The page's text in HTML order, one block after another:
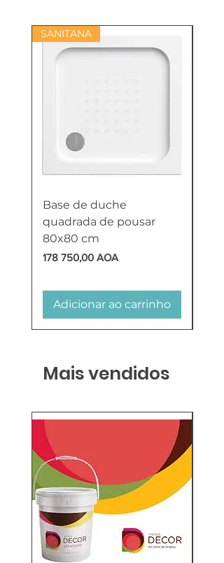
SANITANA
Base de duche
quadrada de pousar
80x80 cm
Preço
178 750,00 AOA
Adicionar ao carrinho
Mais vendidos